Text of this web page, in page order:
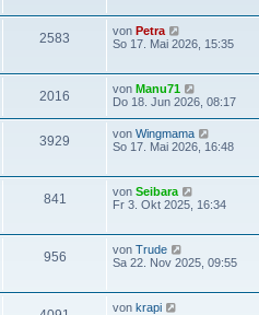
i
r
r
e
t
a
g
t
e
B
i
t
a
g
2583 von Petra
e
s
t
e
r
B
e
t
r
a
g
So 17. Mai 2026, 15:35
2016 von Manu71
e
e
s
t
r
e
t
a
g
Do 18. Jun 2026, 08:17
3929 von Wingmama
e
e
B
i
r
So 17. Mai 2026, 16:48
841 von Seibara
e
t
e
B
Fr 3. Okt 2025, 16:34
956 von Trude
e
Sa 22. Nov 2025, 09:55
von krapi